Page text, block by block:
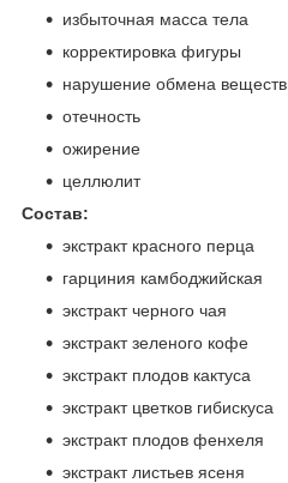
избыточная масса тела
корректировка фигуры
нарушение обмена веществ
отечность
ожирение
целлюлит
Состав:
экстракт красного перца
гарциния камбоджийская
экстракт черного чая
экстракт зеленого кофе
экстракт плодов кактуса
экстракт цветков гибискуса
экстракт плодов фенхеля
экстракт листьев ясеня